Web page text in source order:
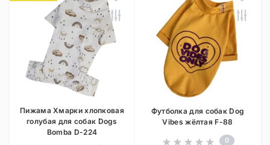
Пижама Хмарки хлопковая
голубая для собак Dogs
Bomba D-224
Футболка для собак Dog
Vibes жёлтая F-88
0